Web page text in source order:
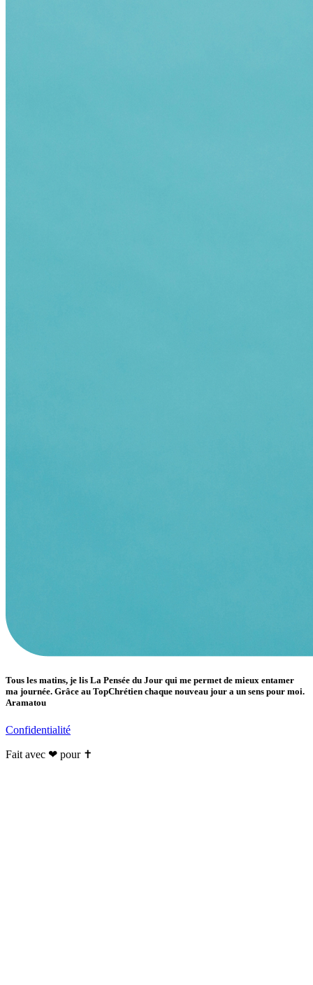
Tous les matins, je lis La Pensée du Jour qui me permet de mieux entamer
ma journée. Grâce au TopChrétien chaque nouveau jour a un sens pour moi.
Aramatou
Confidentialité
Fait avec ❤ pour ✝️️